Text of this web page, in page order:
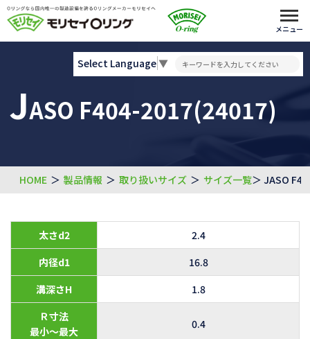
メニュー
JASO F404-2017(24017)
Select Language▼
HOME ＞ 製品情報 ＞ 取り扱いサイズ ＞ サイズ一覧＞ JASO
太さd2
2.4
内径d1
16.8
溝深さH
1.8
Ｒ寸法
最小～最大
0.4